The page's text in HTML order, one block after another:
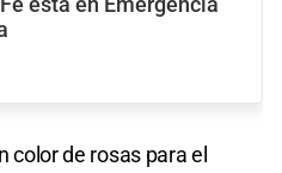
color de rosas para el